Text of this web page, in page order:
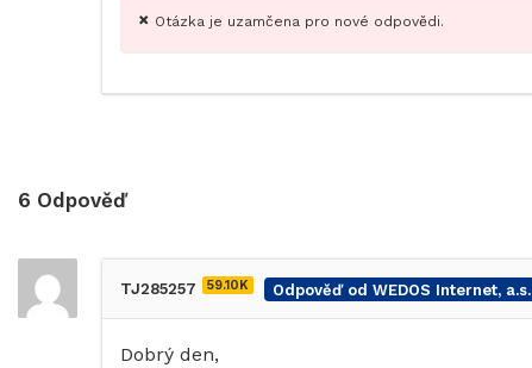
Otázka je uzamčena pro nové odpovědi.
6 Odpověď
TJ285257 59.10K Odpověď od WEDOS Internet, a.s.
Dobrý den,